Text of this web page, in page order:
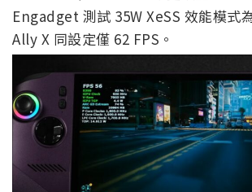
Engadget 測試 35W XeSS 效能模式
Ally X 同設定僅 62 FPS。